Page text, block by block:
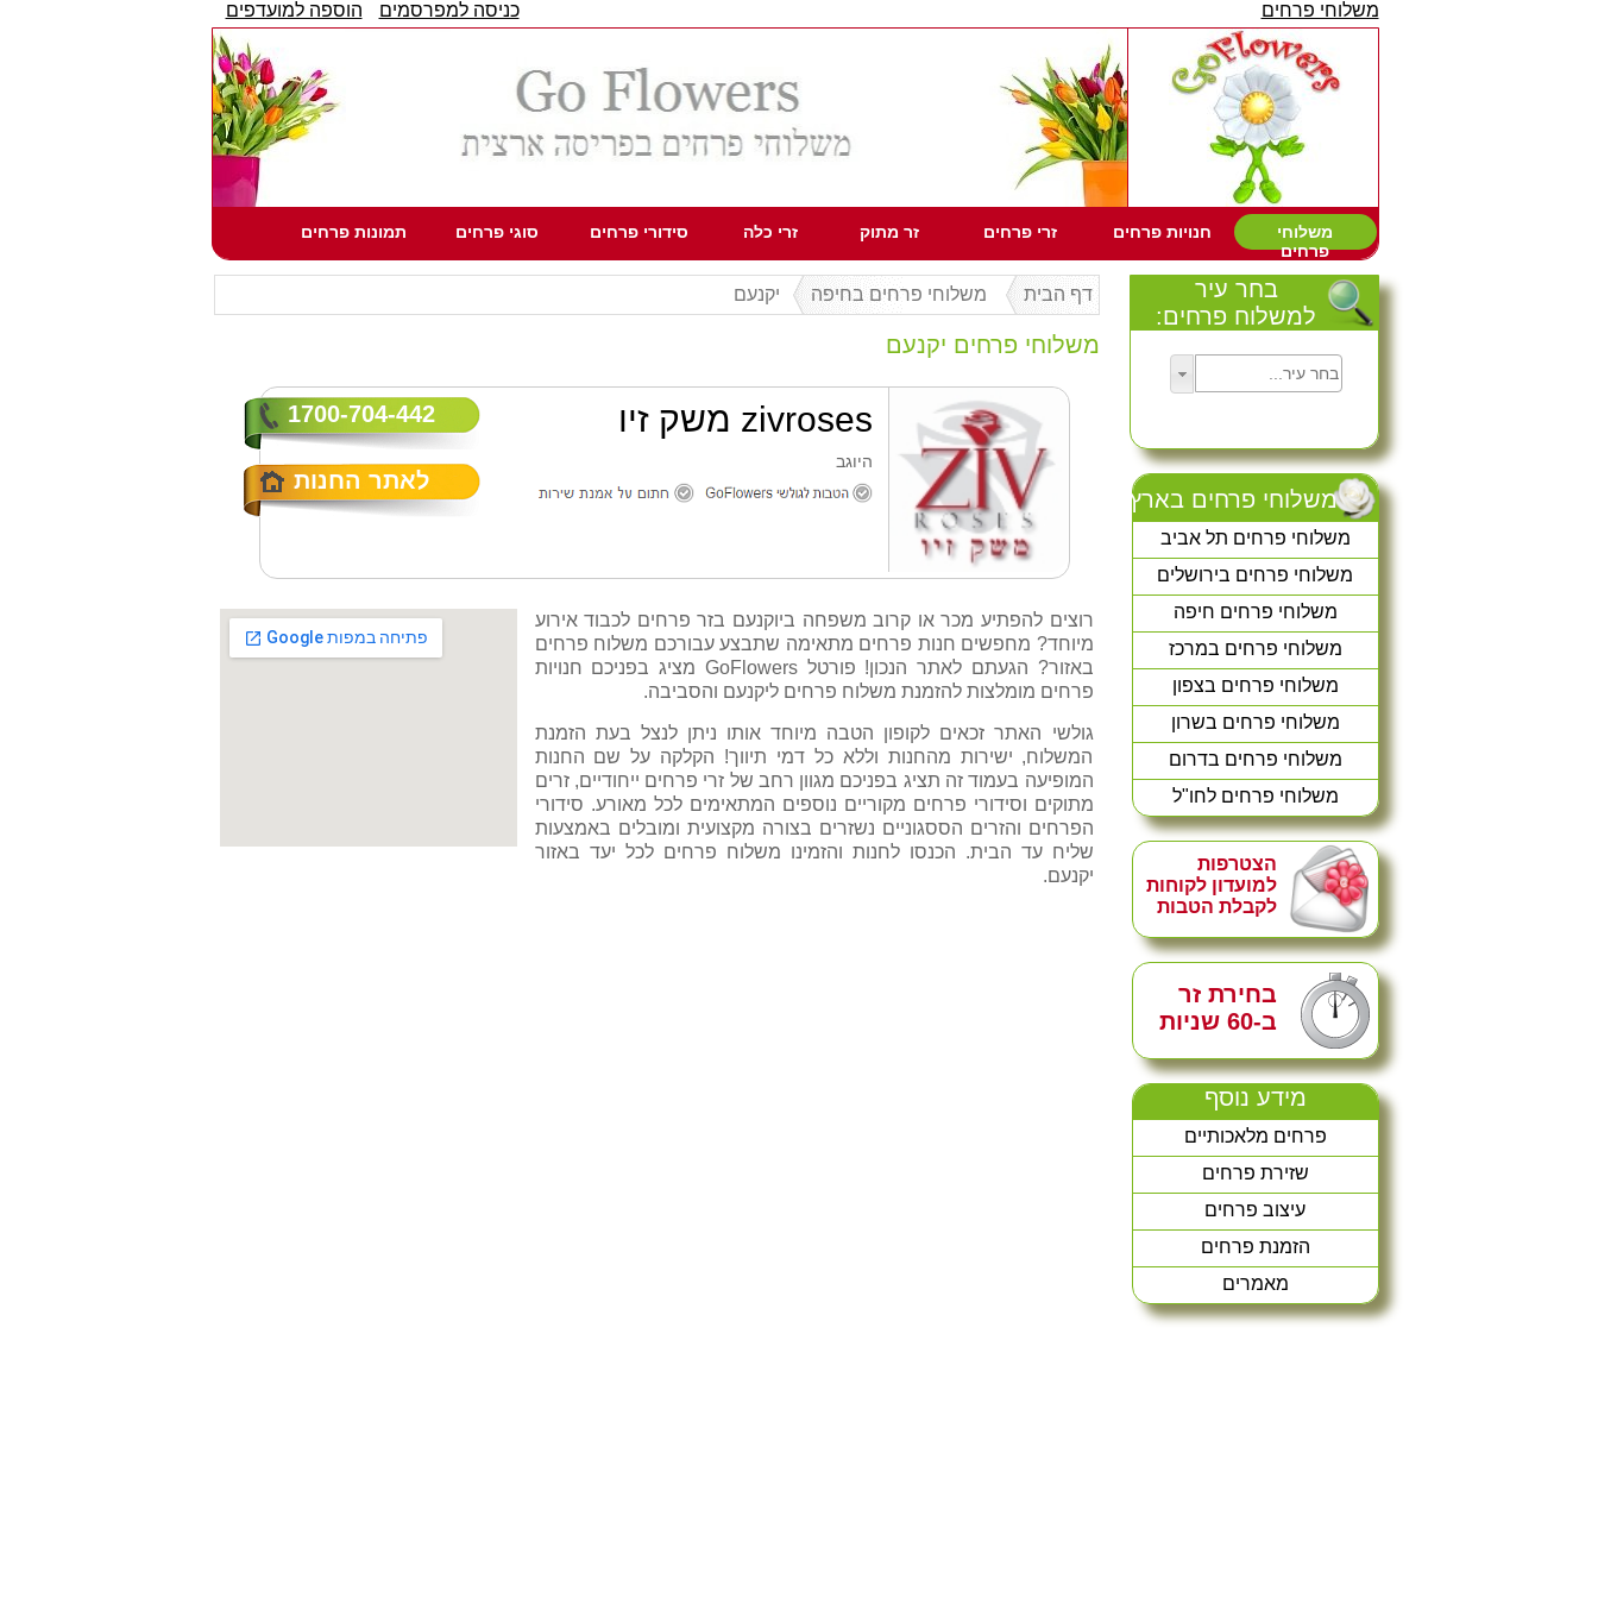
משלוחי פרחים כניסה למפרסמים הוספה למועדפים
משלוחי
פרחים
חנויות פרחים זרי פרחים זר מתוק זרי כלה סידורי פרחים סוגי פרחים תמונות פרחים
דף הבית משלוחי פרחים בחיפה יקנעם
משלוחי פרחים יקנעם
zivroses משק זיו
היוגב
1700-704-442
לאתר החנות
רוצים להפתיע מכר או קרוב משפחה ביוקנעם בזר פרחים לכבוד אירוע
מיוחד? מחפשים חנות פרחים מתאימה שתבצע עבורכם משלוח פרחים
באזור? הגעתם לאתר הנכון! פורטל GoFlowers מציג בפניכם חנויות
פרחים מומלצות להזמנת משלוח פרחים ליקנעם והסביבה.
גולשי האתר זכאים לקופון הטבה מיוחד אותו ניתן לנצל בעת הזמנת
המשלוח, ישירות מהחנות וללא כל דמי תיווך! הקלקה על שם החנות
המופיעה בעמוד זה תציג בפניכם מגוון רחב של זרי פרחים ייחודיים, זרים
מתוקים וסידורי פרחים מקוריים נוספים המתאימים לכל מאורע. סידורי
הפרחים והזרים הססגוניים נשזרים בצורה מקצועית ומובלים באמצעות
שליח עד הבית. הכנסו לחנות והזמינו משלוח פרחים לכל יעד באזור
יקנעם.
בחר עיר
למשלוח פרחים:
משלוחי פרחים בארץ
משלוחי פרחים תל אביב
משלוחי פרחים בירושלים
משלוחי פרחים חיפה
משלוחי פרחים במרכז
משלוחי פרחים בצפון
משלוחי פרחים בשרון
משלוחי פרחים בדרום
משלוחי פרחים לחו"ל
הצטרפות
למועדון לקוחות
לקבלת הטבות
בחירת זר
ב-60 שניות
מידע נוסף
פרחים מלאכותיים
שזירת פרחים
עיצוב פרחים
הזמנת פרחים
מאמרים